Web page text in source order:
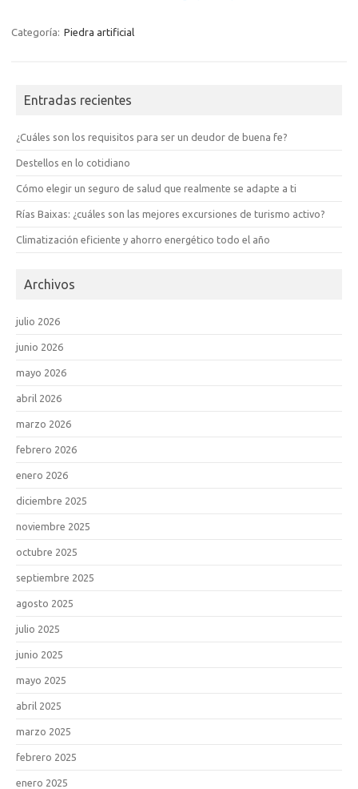
Categoría: Piedra artificial
Entradas recientes
¿Cuáles son los requisitos para ser un deudor de buena fe?
Destellos en lo cotidiano
Cómo elegir un seguro de salud que realmente se adapte a ti
Rías Baixas: ¿cuáles son las mejores excursiones de turismo activo?
Climatización eficiente y ahorro energético todo el año
Archivos
julio 2026
junio 2026
mayo 2026
abril 2026
marzo 2026
febrero 2026
enero 2026
diciembre 2025
noviembre 2025
octubre 2025
septiembre 2025
agosto 2025
julio 2025
junio 2025
mayo 2025
abril 2025
marzo 2025
febrero 2025
enero 2025